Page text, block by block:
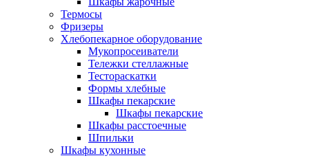
Термосы
Фризеры
Хлебопекарное оборудование
Мукопросеиватели
Тележки стеллажные
Тестораскатки
Формы хлебные
Шкафы пекарские
Шкафы пекарские
Шкафы расстоечные
Шпильки
Шкафы кухонные